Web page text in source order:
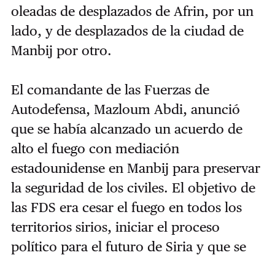
oleadas de desplazados de Afrin, por un
lado, y de desplazados de la ciudad de
Manbij por otro.
El comandante de las Fuerzas de
Autodefensa, Mazloum Abdi, anunció
que se había alcanzado un acuerdo de
alto el fuego con mediación
estadounidense en Manbij para preservar
la seguridad de los civiles. El objetivo de
las FDS era cesar el fuego en todos los
territorios sirios, iniciar el proceso
político para el futuro de Siria y que se